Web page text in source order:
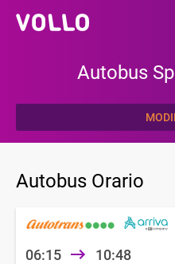
Autobus
Autobus Orario
06:15 10:48